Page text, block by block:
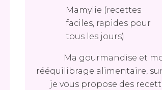
Ma gourmandise et
rééquilibrage alimentaire,
je vous propose des